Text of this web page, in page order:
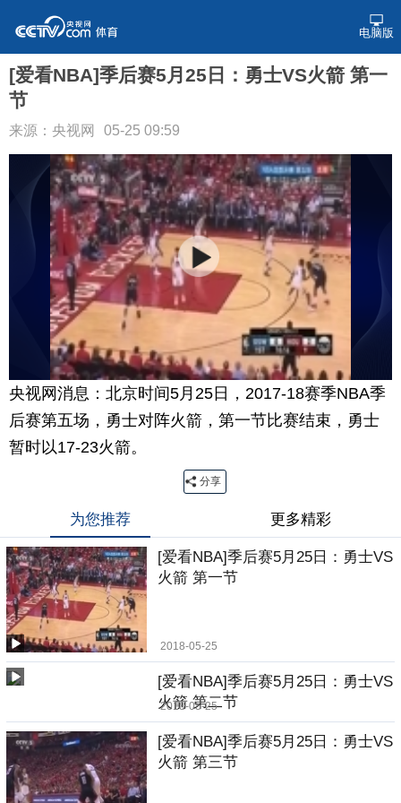
电脑版
[爱看NBA]季后赛5月25日：勇士VS火箭 第一
节
来源：央视网 05-25 09:59
央视网消息：北京时间5月25日，2017-18赛季NBA季
后赛第五场，勇士对阵火箭，第一节比赛结束，勇士
暂时以17-23火箭。
分享
为您推荐 更多精彩
[爱看NBA]季后赛5月25日：勇士VS
火箭 第一节
2018-05-25
[爱看NBA]季后赛5月25日：勇士VS
火箭 第二节
2018-05-25
[爱看NBA]季后赛5月25日：勇士VS
火箭 第三节